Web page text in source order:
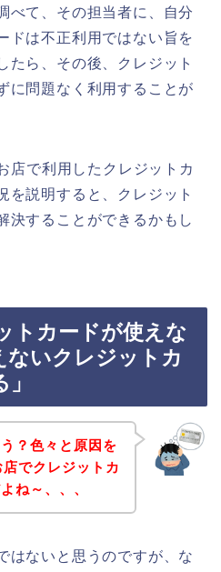
べて、その担当者に、自分
ドは不正利用ではない旨を
たら、その後、クレジット
に問題なく利用することが
店で利用したクレジットカ
を説明すると、クレジット
決することができるかもし
トカードが使えな
ないクレジットカ
？色々と原因を
でクレジットカ
ね～、、、
はないと思うのですが、な